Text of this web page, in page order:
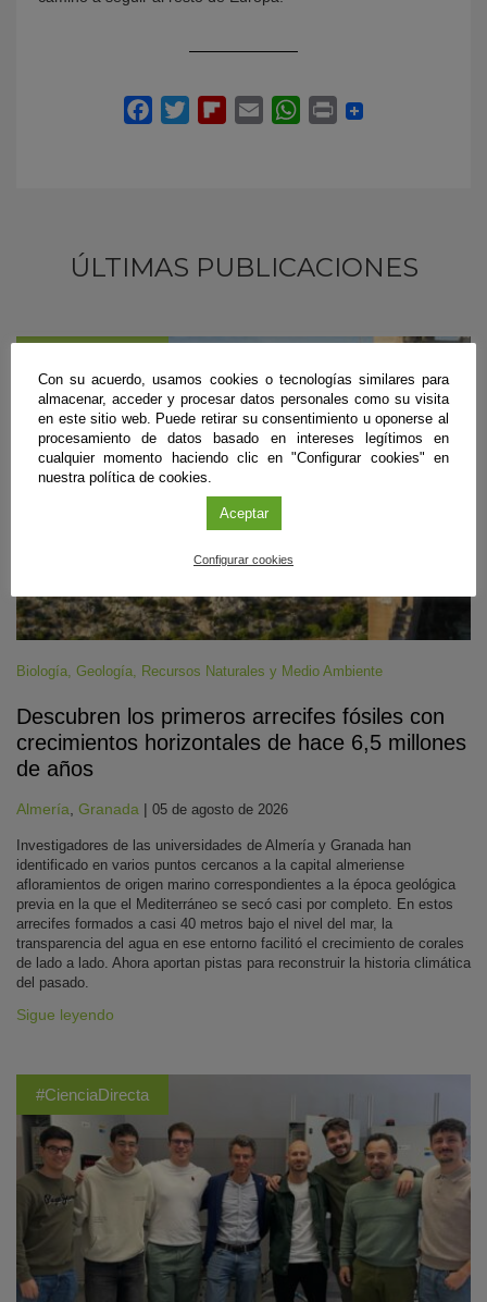
ÚLTIMAS PUBLICACIONES
Biología, Geología, Recursos Naturales y Medio Ambiente
Descubren los primeros arrecifes fósiles con
crecimientos horizontales de hace 6,5 millones
de años
Almería, Granada | 05 de agosto de 2026
Investigadores de las universidades de Almería y Granada han
identificado en varios puntos cercanos a la capital almeriense
afloramientos de origen marino correspondientes a la época geológica
previa en la que el Mediterráneo se secó casi por completo. En estos
arrecifes formados a casi 40 metros bajo el nivel del mar, la
transparencia del agua en ese entorno facilitó el crecimiento de corales
de lado a lado. Ahora aportan pistas para reconstruir la historia climática
del pasado.
Sigue leyendo
#CienciaDirecta
Con su acuerdo, usamos cookies o tecnologías similares para
almacenar, acceder y procesar datos personales como su visita
en este sitio web. Puede retirar su consentimiento u oponerse al
procesamiento de datos basado en intereses legítimos en
cualquier momento haciendo clic en "Configurar cookies" en
nuestra política de cookies.
Aceptar
Configurar cookies